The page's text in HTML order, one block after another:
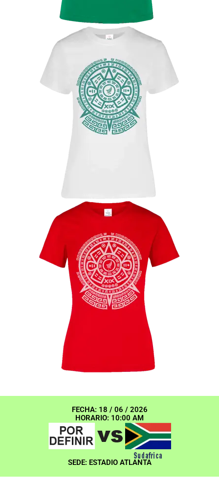
FECHA: 18 / 06 / 2026
HORARIO: 10:00 AM
SEDE: ESTADIO ATLANTA